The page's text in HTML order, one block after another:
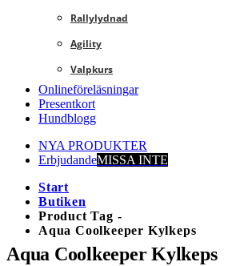
Rallylydnad
Agility
Valpkurs
Onlineföreläsningar
Presentkort
Hundblogg
NYA PRODUKTER
ErbjudandeMISSA INTE
Start
Butiken
Product Tag -
Aqua Coolkeeper Kylkeps
Aqua Coolkeeper Kylkeps